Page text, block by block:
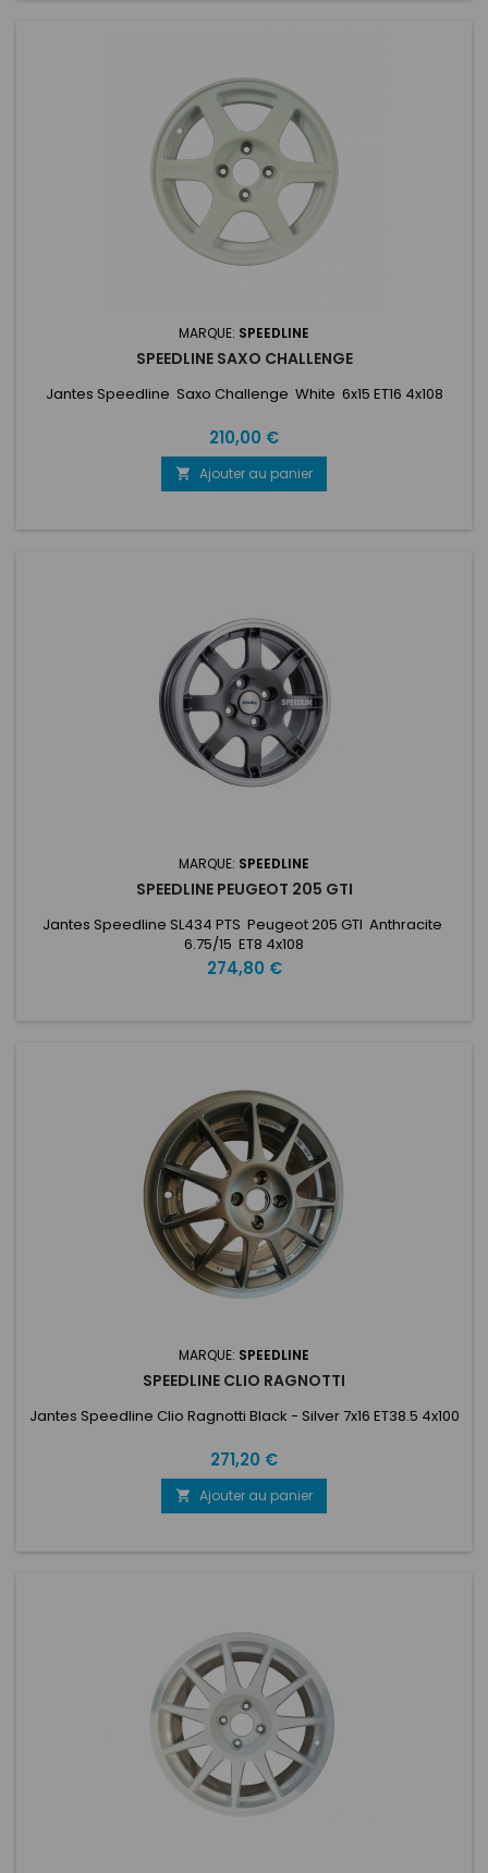
MARQUE: SPEEDLINE
SPEEDLINE SAXO CHALLENGE
Jantes Speedline Saxo Challenge White 6x15 ET16 4x108
Prix
210,00 €
 Ajouter au panier
MARQUE: SPEEDLINE
SPEEDLINE PEUGEOT 205 GTI
Jantes Speedline SL434 PTS Peugeot 205 GTI Anthracite
6.75/15 ET8 4x108
Prix
274,80 €
MARQUE: SPEEDLINE
SPEEDLINE CLIO RAGNOTTI
Jantes Speedline Clio Ragnotti Black - Silver 7x16 ET38.5 4x100
Prix
271,20 €
 Ajouter au panier